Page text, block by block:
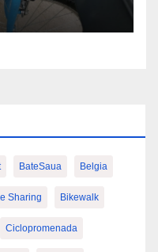
BateSaua Belgia
Sharing Bikewalk
Ciclopromenada